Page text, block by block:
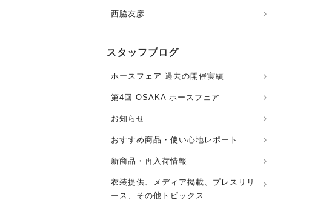
西脇友彦
スタッフブログ
ホースフェア 過去の開催実績
第4回 OSAKA ホースフェア
お知らせ
おすすめ商品・使い心地レポート
新商品・再入荷情報
衣装提供、メディア掲載、プレスリリ
ース、その他トピックス